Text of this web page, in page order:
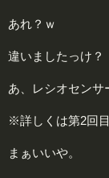
あれ？ｗ
違いましたっけ？
あ、レシオセンサ
※詳しくは第2回
まぁいいや。